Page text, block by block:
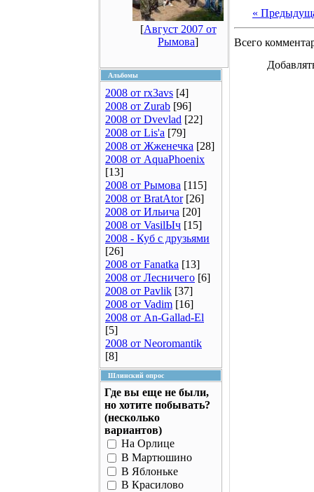
[Август 2007 от
Рымова]
Альбомы
2008 от rx3avs [4]
2008 от Zurab [96]
2008 от Dvevlad [22]
2008 от Lis'a [79]
2008 от Жженечка [28]
2008 от AquaPhoenix
[13]
2008 от Рымова [115]
2008 от BratAtor [26]
2008 от Ильича [20]
2008 от VasilЫч [15]
2008 - Куб с друзьями
[26]
2008 от Fanatka [13]
2008 от Лесничего [6]
2008 от Pavlik [37]
2008 от Vadim [16]
2008 от An-Gallad-El
[5]
2008 от Neoromantik
[8]
Шлинский опрос
Где вы еще не были,
но хотите побывать?
(несколько
вариантов)
На Орлице
В Мартюшино
В Яблоньке
В Красилово
«
Всего